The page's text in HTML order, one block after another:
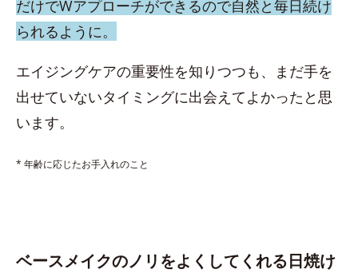
だけでWアプローチができるので自然と毎日続け
られるように。
エイジングケアの重要性を知りつつも、まだ手を
出せていないタイミングに出会えてよかったと思
います。
* 年齢に応じたお手入れのこと
ベースメイクのノリをよくしてくれる日焼け